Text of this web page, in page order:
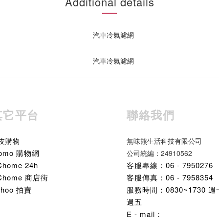
平台
購物
購物網
24h
商店街
拍賣
聯絡我們
無味熊生活科技有限公司
公司統編：24910562
客服專線：06 - 7950276
客服傳真：06 - 7958354
服務時間：0830~1730 週
週五
E - mail：